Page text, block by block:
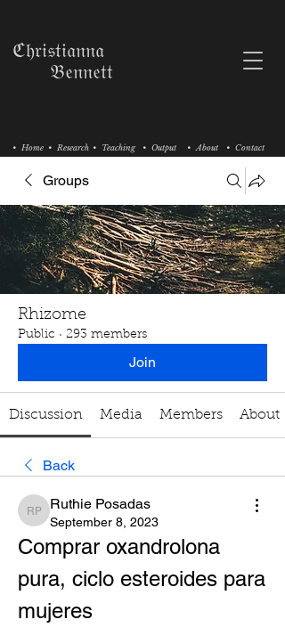
• Research • Teaching
• Home • Output • About • Contact
ℭ𝔥𝔯𝔦𝔰𝔱𝔦𝔞𝔫𝔫𝔞
𝔅𝔢𝔫𝔫𝔢𝔱𝔱
Groups
Rhizome
Public · 293 members
Join
Discussion Media Members About
Back
Ruthie Posadas
Ruthie Posadas
September 8, 2023
Comprar oxandrolona
pura, ciclo esteroides para
mujeres